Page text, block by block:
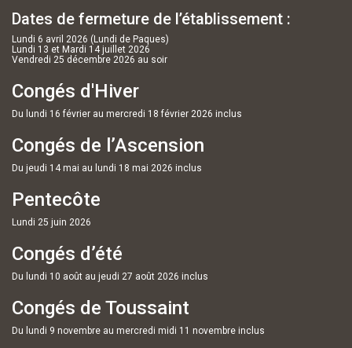
Dates de fermeture de l’établissement :
Lundi 6 avril 2026 (Lundi de Paques)
Lundi 13 et Mardi 14 juillet 2026
Vendredi 25 décembre 2026 au soir
Congés d'Hiver
Du lundi 16 février au mercredi 18 février 2026 inclus
Congés de l’Ascension
Du jeudi 14 mai au lundi 18 mai 2026 inclus
Pentecôte
Lundi 25 juin 2026
Congés d’été
Du lundi 10 août au jeudi 27 août 2026 inclus
Congés de Toussaint
Du lundi 9 novembre au mercredi midi 11 novembre inclus